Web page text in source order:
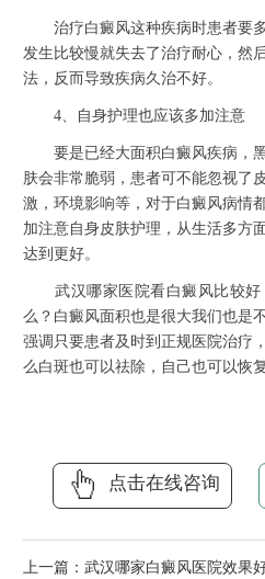
治疗白癜风这种疾病时患者要多
发生比较慢就失去了治疗耐心，然
法，反而导致疾病久治不好。
4、自身护理也应该多加注意
要是已经大面积白癜风疾病，黑
肤会非常脆弱，患者可不能忽视了
激，环境影响等，对于白癜风病情
加注意自身皮肤护理，从生活多方
达到更好。
武汉哪家医院看白癜风比较好
么？白癜风面积也是很大我们也是
强调只要患者及时到正规医院治疗
么白斑也可以祛除，自己也可以恢复
点击在线咨询
上一篇： 武汉哪家白癜风医院效果